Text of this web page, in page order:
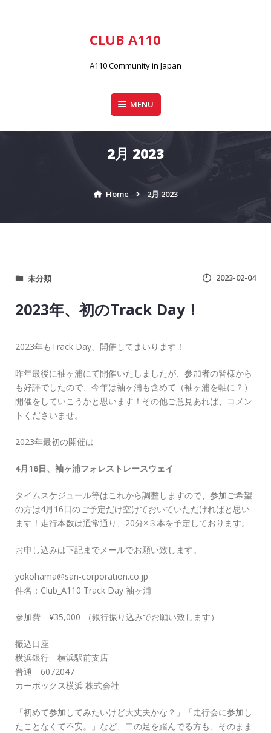
CLUB A110
A110 Community in Japan
MENU
2月 2023
Home 2月 2023
未分類 2023-02-04
2023年、初のTrack Day！
2023年もTrack Day、開催してまいります！
昨年最後に袖ヶ浦にて開催いたしましたが、参加者の皆様から
も好評でしたので、今年は袖ヶ浦も含めて（袖ヶ浦を軸に？）
開催をしていこうかと思います！その他ご意見あれば、コメン
トくださいませ。
2023年最初の開催は
4月16日、袖ヶ浦フォレストレースウェイ
タイムスケジュール等はこれから調整しますので、参加ご希望
の方は4月16日のご予定だけ空けておいていただければと思い
ます！走行本数は通常通り、20分×３本を予定しております。
お申し込みは下記までメールでお願い致します。
yokohama@san-corporation.co.jp
件名：Club_A110 Track Day 袖ヶ浦
参加費 ¥35,000-（銀行振り込みでお願い致します）
振込口座
横浜銀行 横浜駅前支店
普通 6072047
カーボックス横浜 株式会社
「初めて参加してみたいけど大丈夫かな？」「走行会に参加し
たことなくて不安。」など、二の足を踏んでる方も、そのまま